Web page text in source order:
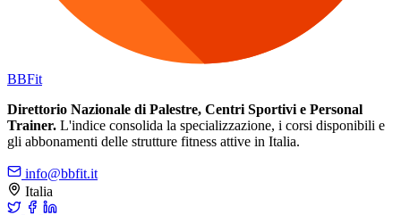
BBFit
Direttorio Nazionale di Palestre, Centri Sportivi e Personal
Trainer. L'indice consolida la specializzazione, i corsi disponibili e
gli abbonamenti delle strutture fitness attive in Italia.
info@bbfit.it
Italia